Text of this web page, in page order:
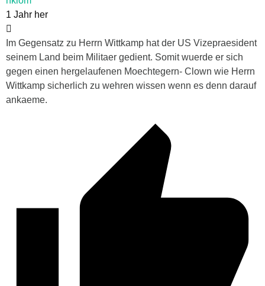
1 Jahr her
Im Gegensatz zu Herrn Wittkamp hat der US Vizepraesident
seinem Land beim Militaer gedient. Somit wuerde er sich
gegen einen hergelaufenen Moechtegern- Clown wie Herrn
Wittkamp sicherlich zu wehren wissen wenn es denn darauf
ankaeme.